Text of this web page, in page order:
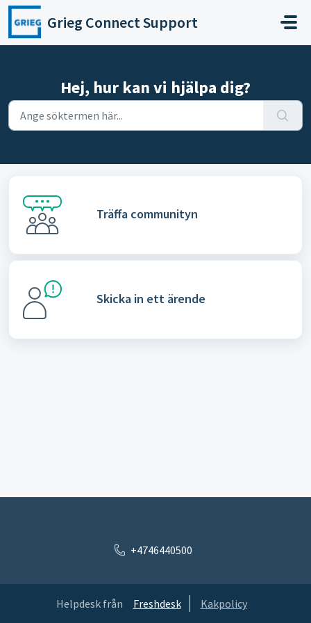
Hoppa över till huvudinnehåll
Grieg Connect Support
Hej, hur kan vi hjälpa dig?
Träffa communityn
Skicka in ett ärende
+4746440500
Helpdesk från Freshdesk Kakpolicy